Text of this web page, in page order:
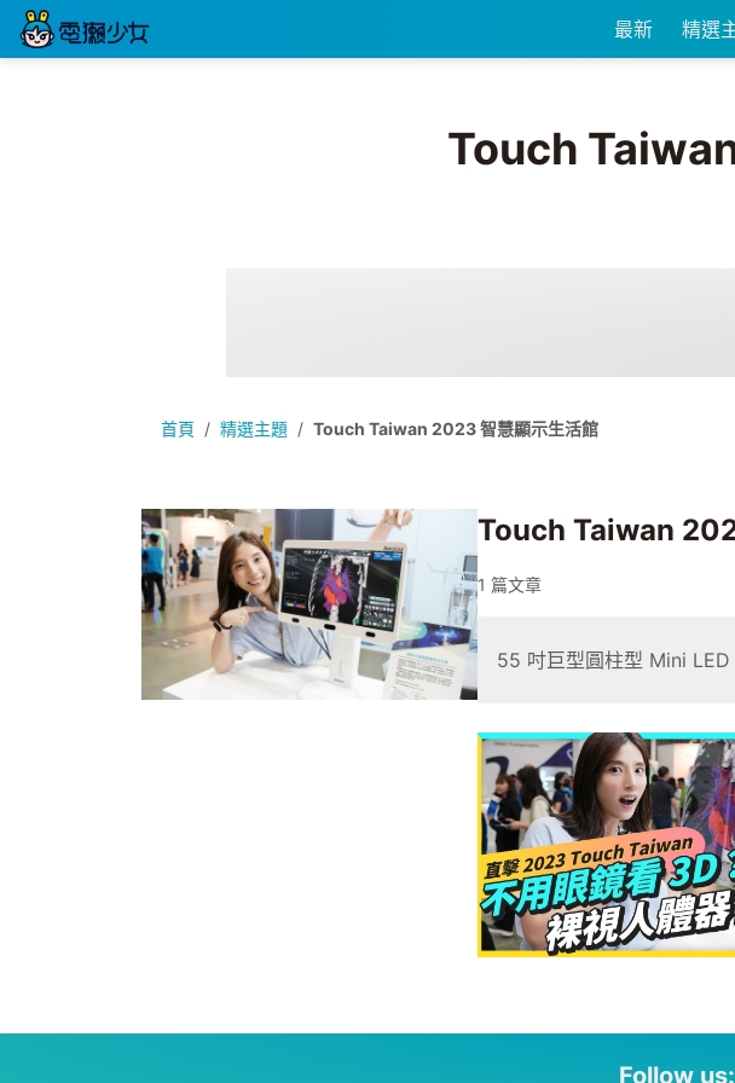
最新 精選
Touch
首頁 精選主題 Touch Taiwan 2023 智慧顯示生活館
Touch Taiwan
1 篇文章
55 吋巨型圓柱型 Mini
Follow us: